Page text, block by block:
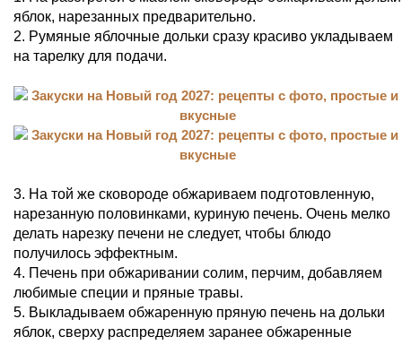
яблок, нарезанных предварительно.
2. Румяные яблочные дольки сразу красиво укладываем
на тарелку для подачи.
3. На той же сковороде обжариваем подготовленную,
нарезанную половинками, куриную печень. Очень мелко
делать нарезку печени не следует, чтобы блюдо
получилось эффектным.
4. Печень при обжаривании солим, перчим, добавляем
любимые специи и пряные травы.
5. Выкладываем обжаренную пряную печень на дольки
яблок, сверху распределяем заранее обжаренные